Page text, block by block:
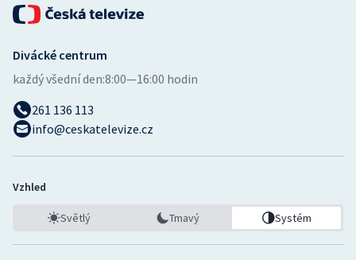
Ostatní
Divácké centrum
každý všední den:8:00—16:00 hodin
261 136 113
info@ceskatelevize.cz
Vzhled
Světlý Tmavý Systém